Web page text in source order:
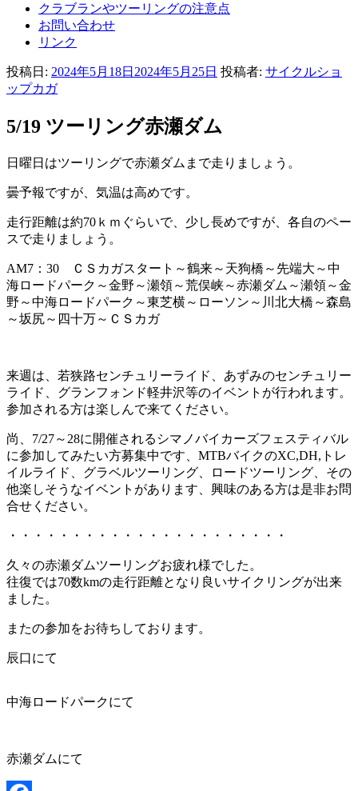
クラブランやツーリングの注意点
お問い合わせ
リンク
投稿日: 2024年5月18日 2024年5月25日 投稿者: サイクルショ
ップカガ
5/19 ツーリング赤瀬ダム
日曜日はツーリングで赤瀬ダムまで走りましょう。
曇予報ですが、気温は高めです。
走行距離は約70ｋｍぐらいで、少し長めですが、各自のペー
スで走りましょう。
AM7：30 ＣＳカガスタート～鶴来～天狗橋～先端大～中
海ロードパーク～金野～瀬領～荒俣峡～赤瀬ダム～瀬領～金
野～中海ロードパーク～東芝横～ローソン～川北大橋～森島
～坂尻～四十万～ＣＳカガ
来週は、若狭路センチュリーライド、あずみのセンチュリー
ライド、グランフォンド軽井沢等のイベントが行われます。
参加される方は楽しんで来てください。
尚、7/27～28に開催されるシマノバイカーズフェスティバル
に参加してみたい方募集中です、MTBバイクのXC,DH,トレ
イルライド、グラベルツーリング、ロードツーリング、その
他楽しそうなイベントがあります、興味のある方は是非お問
合せください。
・・・・・・・・・・・・・・・・・・・・・・
久々の赤瀬ダムツーリングお疲れ様でした。
往復では70数kmの走行距離となり良いサイクリングが出来
ました。
またの参加をお待ちしております。
辰口にて
中海ロードパークにて
赤瀬ダムにて